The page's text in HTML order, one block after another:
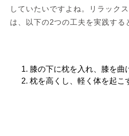
していたいですよね。リラック
は、以下の2つの工夫を実践する
膝の下に枕を入れ、膝を曲
枕を高くし、軽く体を起こ